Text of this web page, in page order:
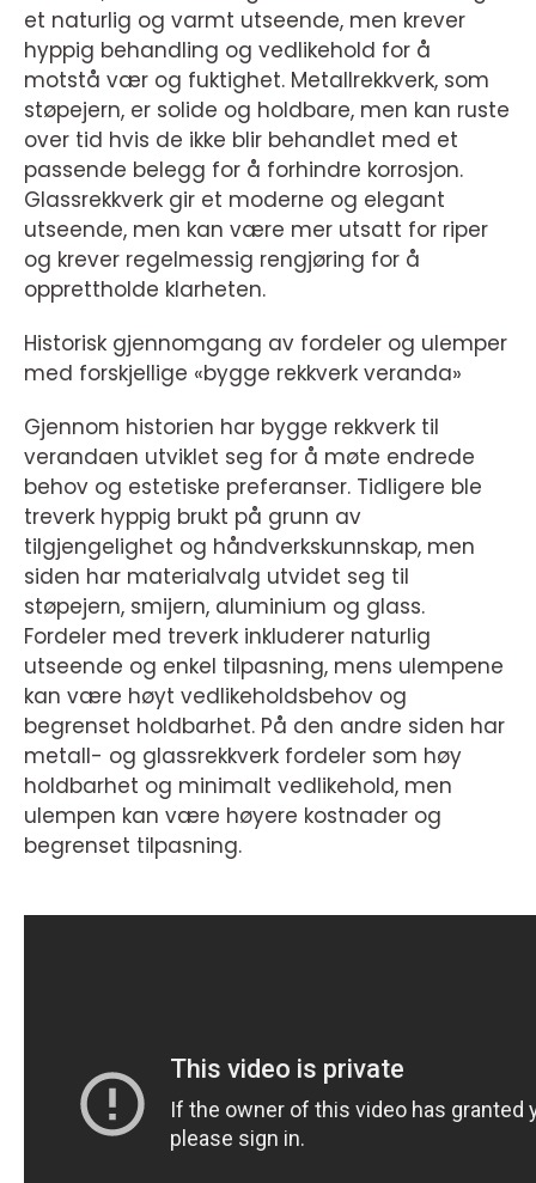
et naturlig og varmt utseende, men krever
hyppig behandling og vedlikehold for å
motstå vær og fuktighet. Metallrekkverk, som
støpejern, er solide og holdbare, men kan ruste
over tid hvis de ikke blir behandlet med et
passende belegg for å forhindre korrosjon.
Glassrekkverk gir et moderne og elegant
utseende, men kan være mer utsatt for riper
og krever regelmessig rengjøring for å
opprettholde klarheten.
Historisk gjennomgang av fordeler og ulemper
med forskjellige «bygge rekkverk veranda»
Gjennom historien har bygge rekkverk til
verandaen utviklet seg for å møte endrede
behov og estetiske preferanser. Tidligere ble
treverk hyppig brukt på grunn av
tilgjengelighet og håndverkskunnskap, men
siden har materialvalg utvidet seg til
støpejern, smijern, aluminium og glass.
Fordeler med treverk inkluderer naturlig
utseende og enkel tilpasning, mens ulempene
kan være høyt vedlikeholdsbehov og
begrenset holdbarhet. På den andre siden har
metall- og glassrekkverk fordeler som høy
holdbarhet og minimalt vedlikehold, men
ulempen kan være høyere kostnader og
begrenset tilpasning.